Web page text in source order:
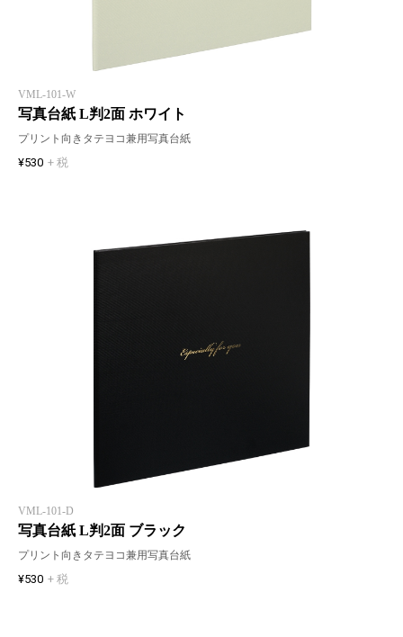
VML-101-W
写真台紙 L判2面 ホワイト
プリント向きタテヨコ兼用写真台紙
¥530 + 税
VML-101-D
写真台紙 L判2面 ブラック
プリント向きタテヨコ兼用写真台紙
¥530 + 税